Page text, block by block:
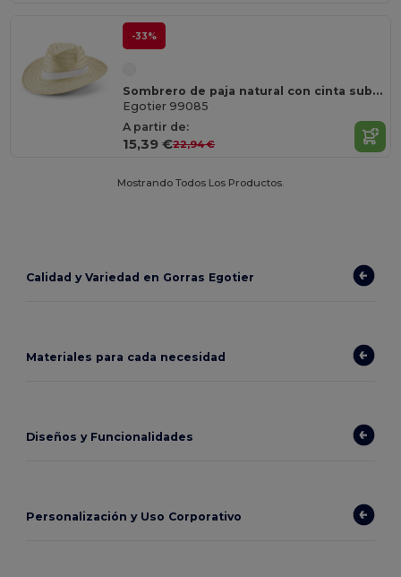
-33%
Sombrero de paja natural con cinta sublimada
Egotier 99085
A partir de:
15,39 €22,94 €
Mostrando Todos Los Productos.
Calidad y Variedad en Gorras Egotier
Materiales para cada necesidad
Diseños y Funcionalidades
Personalización y Uso Corporativo